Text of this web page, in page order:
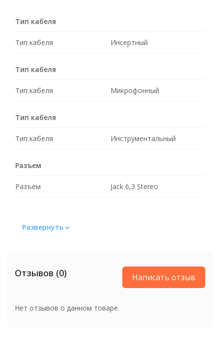
Тип кабеля
Тип кабеля Инсертный
Тип кабеля
Тип кабеля Микрофонный
Тип кабеля
Тип кабеля Инструментальный
Разъем
Разъем Jack 6,3 Stereo
Развернуть
Отзывов (0) Написать отзыв
Нет отзывов о данном товаре.